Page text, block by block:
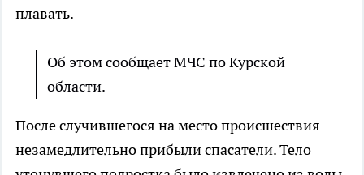
плавать.
Об этом сообщает МЧС по Курской
области.
После случившегося на место происшествия
незамедлительно прибыли спасатели. Тело